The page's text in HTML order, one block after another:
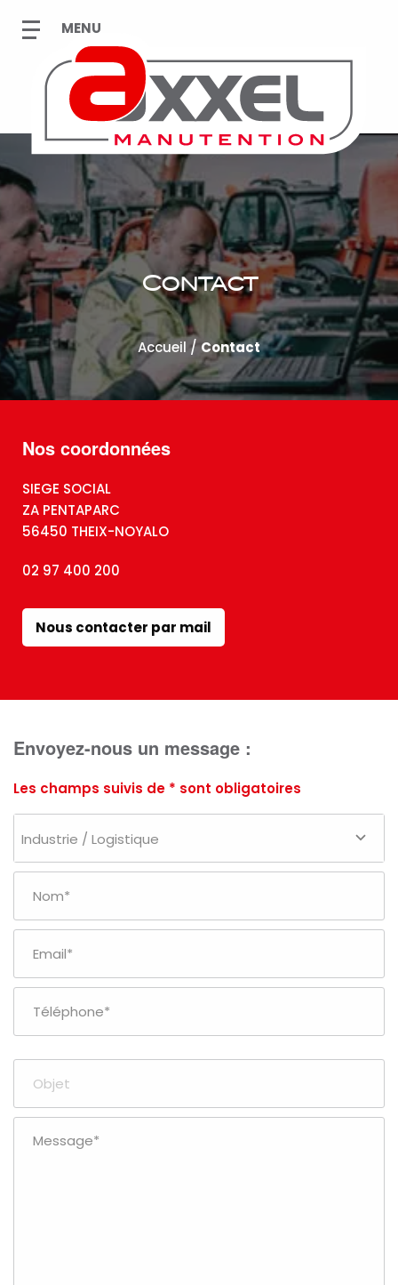
Contact
Accueil /Contact
Nos coordonnées
SIEGE SOCIAL
ZA PENTAPARC
56450 THEIX-NOYALO
02 97 400 200
Nous contacter par mail
Envoyez-nous un message :
Les champs suivis de * sont obligatoires
Industrie / Logistique